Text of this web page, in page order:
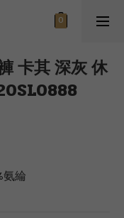
卡其 深灰 休
綸